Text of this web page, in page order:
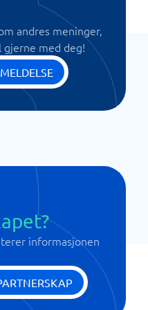
andres meninger,
gjerne med deg!
informasjonen